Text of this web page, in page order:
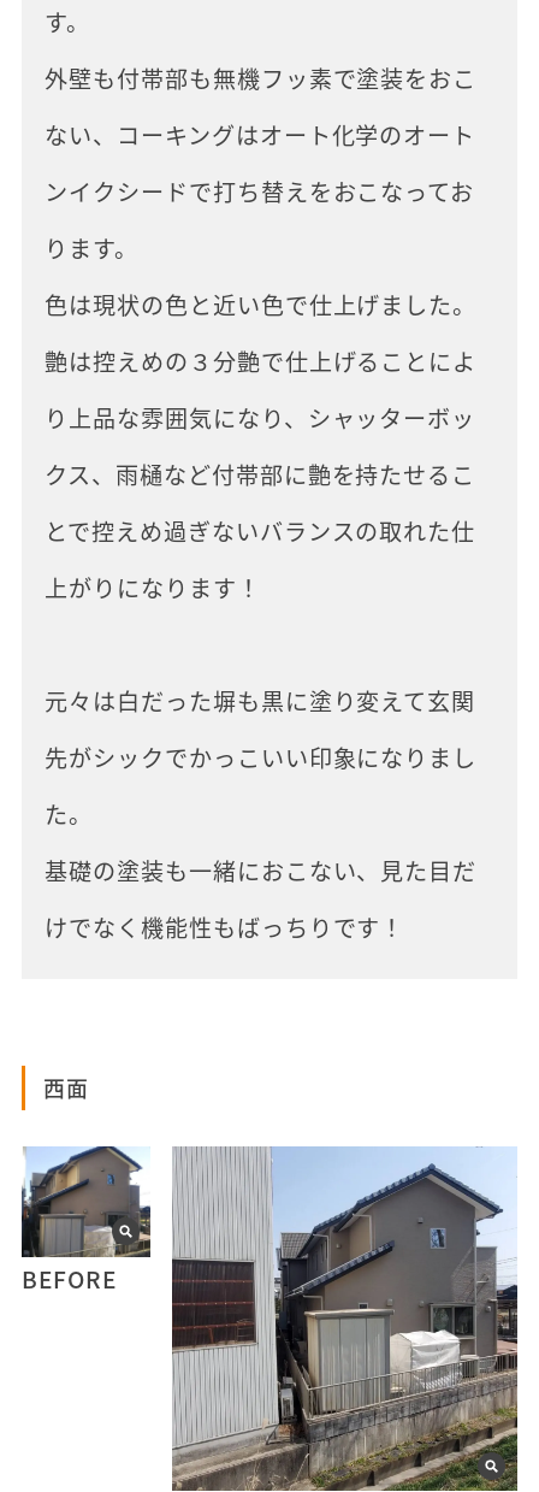
す。
外壁も付帯部も無機フッ素で塗装をおこ
ない、コーキングはオート化学のオート
ンイクシードで打ち替えをおこなってお
ります。
色は現状の色と近い色で仕上げました。
艶は控えめの３分艶で仕上げることによ
り上品な雰囲気になり、シャッターボッ
クス、雨樋など付帯部に艶を持たせるこ
とで控えめ過ぎないバランスの取れた仕
上がりになります！
元々は白だった塀も黒に塗り変えて玄関
先がシックでかっこいい印象になりまし
た。
基礎の塗装も一緒におこない、見た目だ
けでなく機能性もばっちりです！
西面
BEFORE